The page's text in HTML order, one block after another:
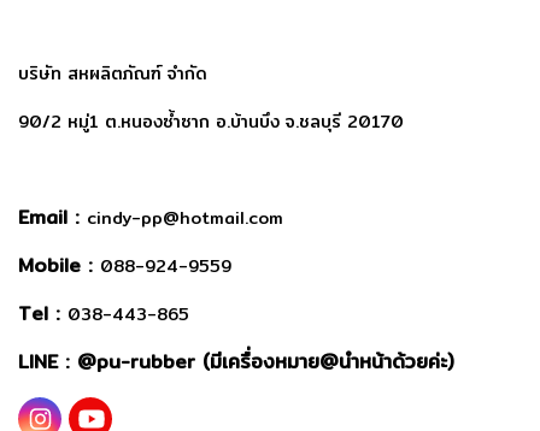
บริษัท สหผลิตภัณฑ์ จำกัด
90/2 หมู่1 ต.หนองซ้ำซาก อ.บ้านบึง จ.ชลบุรี 20170
Email : cindy-pp@hotmail.com
Mobile : 088-924-9559
Tel : 038-443-865
LINE : @pu-rubber (มีเครื่องหมาย@นำหน้าด้วยค่ะ)